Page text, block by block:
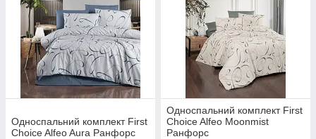
Односпальний комплект First
Choice Alfeo Aura Ранфорс
Односпальний комплект First
Choice Alfeo Moonmist
Ранфорс